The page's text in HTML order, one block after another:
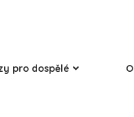
pro dospělé